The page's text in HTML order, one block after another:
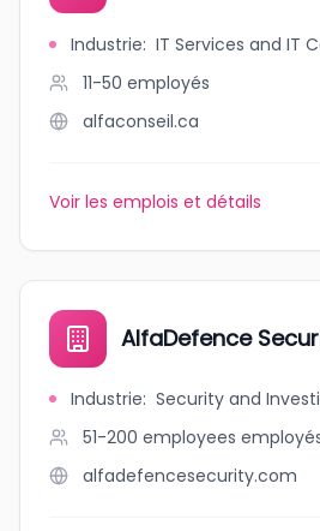
Industrie: IT Services and IT
11-50 employés
alfaconseil.ca
Voir les emplois et détails
AlfaDefence
Industrie: Security and
51-200 employees
alfadefencesecurity.com